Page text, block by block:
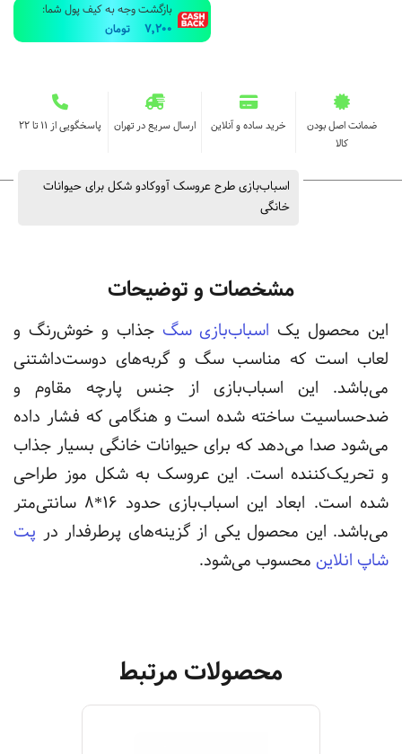
بازگشت وجه به کیف پول شما:
7,200 تومان
ضمانت اصل بودن
کالا
خرید ساده و آنلاین ارسال سریع در تهران پاسخگویی از ۱۱ تا ۲۲
اسباب‌بازی طرح عروسک آووکادو‌ شکل برای حیوانات
خانگی
مشخصات و توضیحات
این محصول یک اسباب‌بازی سگ جذاب و خوش‌رنگ و
لعاب است که مناسب سگ و گربه‌های دوست‌داشتنی
می‌باشد. این اسباب‌بازی از جنس پارچه مقاوم و
ضد‌حساسیت ساخته شده است و هنگامی که فشار داده
می‌شود صدا می‌دهد که برای حیوانات خانگی بسیار جذاب
و تحریک‌کننده است. این عروسک به شکل موز طراحی
شده است. ابعاد این اسباب‌بازی حدود 16*8 سانتی‌متر
می‌باشد. این محصول یکی از گزینه‌های پرطرفدار در پت
شاپ انلاینمحسوب می‌شود.
محصولات مرتبط